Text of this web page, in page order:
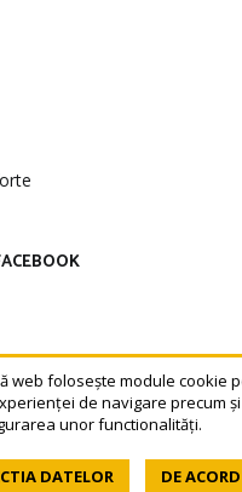
Buja - Toate drepturile
web folosește module cookie
de navigare precum
unor functionalități.
DATELOR DE ACORD